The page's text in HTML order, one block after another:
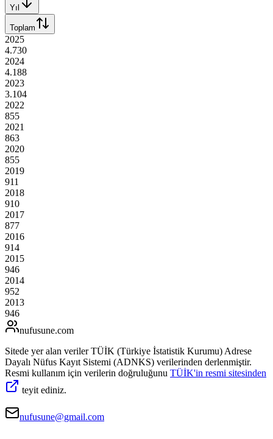
Yıl
Toplam
2025
4.730
2024
4.188
2023
3.104
2022
855
2021
863
2020
855
2019
911
2018
910
2017
877
2016
914
2015
946
2014
952
2013
946
nufusune.com
Sitede yer alan veriler TÜİK (Türkiye İstatistik Kurumu) Adrese
Dayalı Nüfus Kayıt Sistemi (ADNKS) verilerinden derlenmiştir.
Resmi kullanım için verilerin doğruluğunu TÜİK'in resmi sitesinden
teyit ediniz.
nufusune@gmail.com